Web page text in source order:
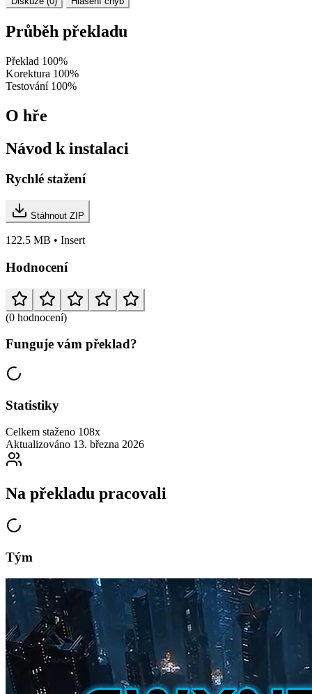
Průběh překladu
Překlad 100%
Korektura 100%
Testování 100%
O hře
Návod k instalaci
Rychlé stažení
Stáhnout ZIP
122.5 MB • Insert
Hodnocení
(0 hodnocení)
Funguje vám překlad?
Statistiky
Celkem staženo 108x
Aktualizováno 13. března 2026
Na překladu pracovali
Tým